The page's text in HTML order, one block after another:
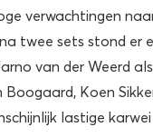
verwachtingen
twee sets stond er
van der Weerd
Koen
lastige